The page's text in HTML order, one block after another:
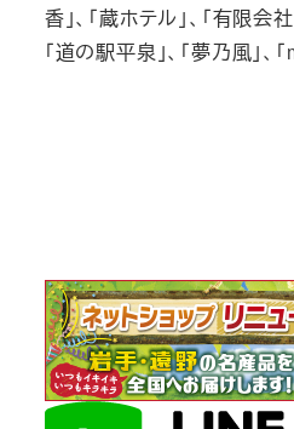
香」、「蔵ホテル」、「有限会
「道の駅平泉」、「夢乃風」